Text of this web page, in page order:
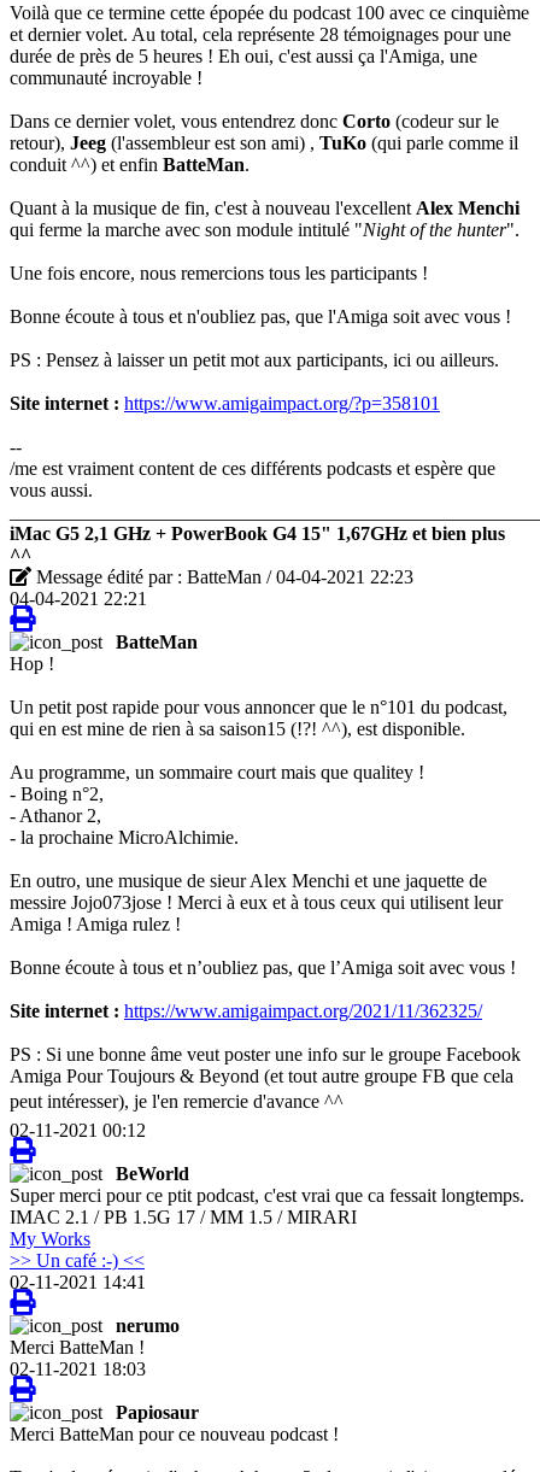
Voilà que ce termine cette épopée du podcast 100 avec ce cinquième
et dernier volet. Au total, cela représente 28 témoignages pour une
durée de près de 5 heures ! Eh oui, c'est aussi ça l'Amiga, une
communauté incroyable !
Dans ce dernier volet, vous entendrez donc Corto (codeur sur le
retour), Jeeg (l'assembleur est son ami) , TuKo (qui parle comme il
conduit ^^) et enfin BatteMan.
Quant à la musique de fin, c'est à nouveau l'excellent Alex Menchi
qui ferme la marche avec son module intitulé "Night of the hunter".
Une fois encore, nous remercions tous les participants !
Bonne écoute à tous et n'oubliez pas, que l'Amiga soit avec vous !
PS : Pensez à laisser un petit mot aux participants, ici ou ailleurs.
Site internet : https://www.amigaimpact.org/?p=358101
--
/me est vraiment content de ces différents podcasts et espère que
vous aussi.
iMac G5 2,1 GHz + PowerBook G4 15" 1,67GHz et bien plus
^^
Message édité par : BatteMan / 04-04-2021 22:23
04-04-2021 22:21
BatteMan
Hop !
Un petit post rapide pour vous annoncer que le n°101 du podcast,
qui en est mine de rien à sa saison15 (!?! ^^), est disponible.
Au programme, un sommaire court mais que qualitey !
- Boing n°2,
- Athanor 2,
- la prochaine MicroAlchimie.
En outro, une musique de sieur Alex Menchi et une jaquette de
messire Jojo073jose ! Merci à eux et à tous ceux qui utilisent leur
Amiga ! Amiga rulez !
Bonne écoute à tous et n’oubliez pas, que l’Amiga soit avec vous !
Site internet : https://www.amigaimpact.org/2021/11/362325/
PS : Si une bonne âme veut poster une info sur le groupe Facebook
Amiga Pour Toujours & Beyond (et tout autre groupe FB que cela
peut intéresser), je l'en remercie d'avance ^^
02-11-2021 00:12
BeWorld
Super merci pour ce ptit podcast, c'est vrai que ca fessait longtemps.
IMAC 2.1 / PB 1.5G 17 / MM 1.5 / MIRARI
My Works
>> Un café :-) <<
02-11-2021 14:41
nerumo
Merci BatteMan !
02-11-2021 18:03
Papiosaur
Merci BatteMan pour ce nouveau podcast !